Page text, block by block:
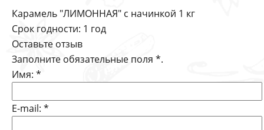
Карамель "ЛИМОННАЯ" с начинкой 1 кг
Срок годности: 1 год
Оставьте отзыв
Заполните обязательные поля *.
Имя: *
E-mail: *